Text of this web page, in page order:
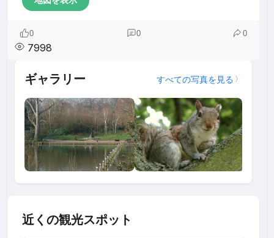
0 0 0
7998
ギャラリー すべての写真を見る
近くの観光スポット